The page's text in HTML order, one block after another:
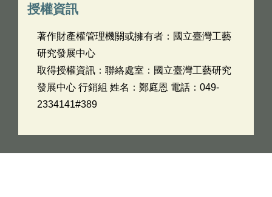
授權資訊
著作財產權管理機關或擁有者：國立臺灣工藝
研究發展中心
取得授權資訊：聯絡處室：國立臺灣工藝研究
發展中心 行銷組 姓名：鄭庭恩 電話：049-
2334141#389